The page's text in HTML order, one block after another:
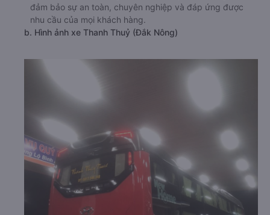
đảm bảo sự an toàn, chuyên nghiệp và đáp ứng được
nhu cầu của mọi khách hàng.
b. Hình ảnh xe Thanh Thuỷ (Đắk Nông)